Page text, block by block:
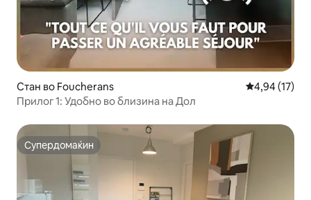
Стан во Foucherans Просечна
4,94 (17)
Прилог 1: Удобно во близина на Дол
Супердомаќин
Супердомаќин